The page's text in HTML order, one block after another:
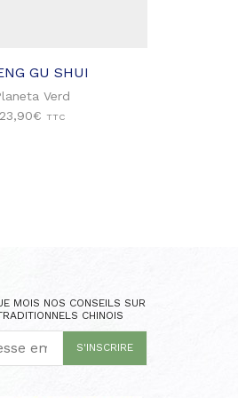
GU SHUI
Verd
23,90€ TTC
MOIS NOS CONSEILS SUR
CHINOIS